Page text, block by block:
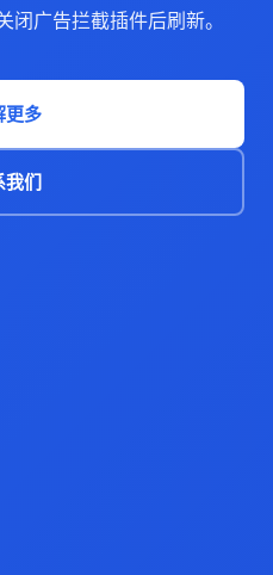
广告拦截插件后刷新。
更多
我们